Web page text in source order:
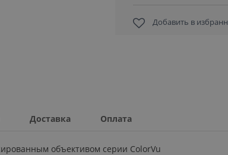
Добавить в
Доставка Оплата
объективом серии ColorVu